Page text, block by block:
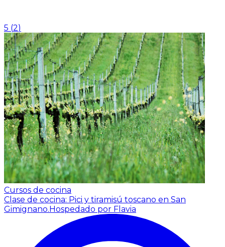
5 (2)
Cursos de cocina
Clase de cocina: Pici y tiramisú toscano en San
Gimignano. Hospedado por Flavia